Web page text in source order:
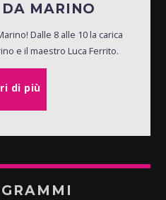
MARINO
Dalle 8 alle 10 la carica
e il maestro Luca Ferrito.
di più